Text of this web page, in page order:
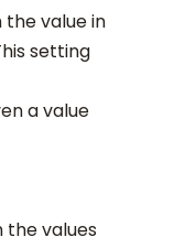
the value in
setting
a value
the values